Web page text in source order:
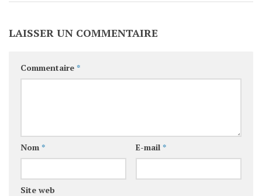
LAISSER UN COMMENTAIRE
Commentaire *
Nom * E-mail *
Site web